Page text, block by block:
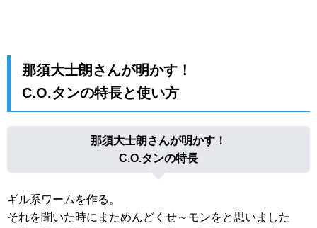
那須大士朗さんが明かす！
C.O.タンの特長と使い方
那須大士朗さんが明かす！
C.O.タンの特長
ギル系ワームを作る。
それを聞いた時にまためんどくせ～モンをと思いました